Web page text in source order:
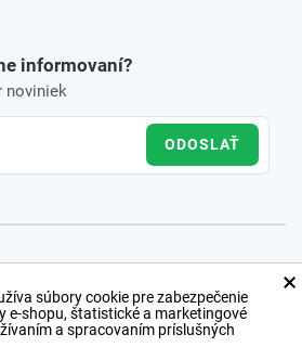
informovaní?
noviniek
ODOSLAŤ
×
súbory cookie pre zabezpečenie
e-shopu, štatistické a marketingové
a spracovaním príslušných